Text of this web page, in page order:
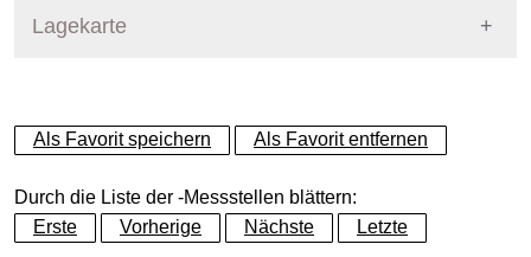
Lagekarte
+
−
Als Favorit speichern Als Favorit entfernen
Durch die Liste der -Messstellen blättern:
Erste
Vorherige Nächste Letzte